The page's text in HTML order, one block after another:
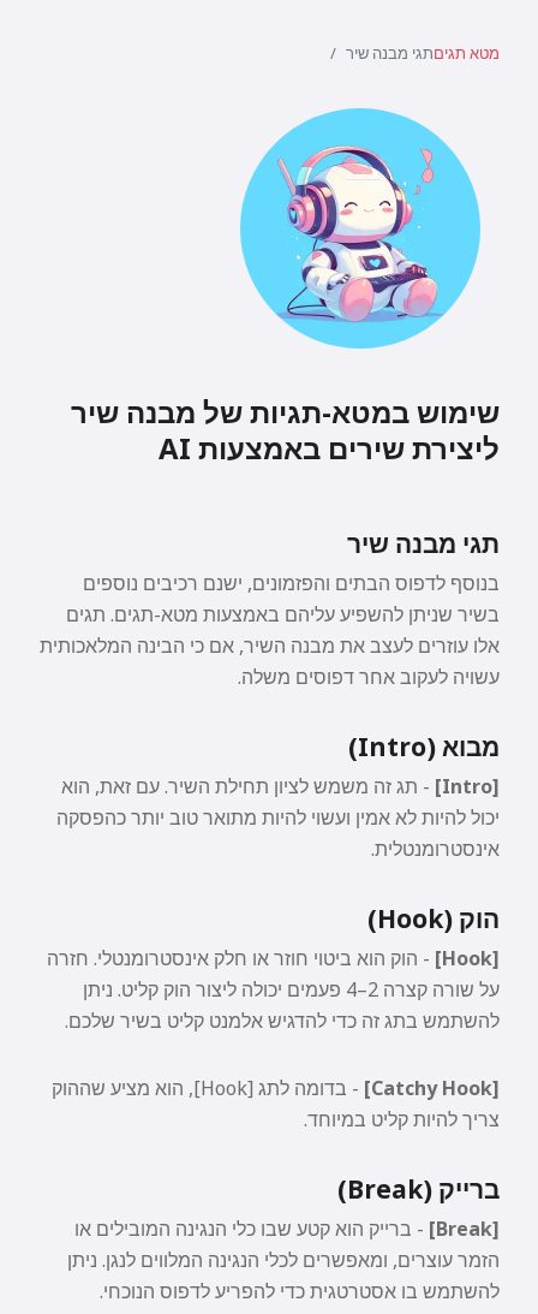
מטא תגיםתגי מבנה שיר
שימוש במטא-תגיות של מבנה שיר
ליצירת שירים באמצעות AI
תגי מבנה שיר
בנוסף לדפוס הבתים והפזמונים, ישנם רכיבים נוספים
בשיר שניתן להשפיע עליהם באמצעות מטא-תגים. תגים
אלו עוזרים לעצב את מבנה השיר, אם כי הבינה המלאכותית
עשויה לעקוב אחר דפוסים משלה.
מבוא (Intro)
[Intro] - תג זה משמש לציון תחילת השיר. עם זאת, הוא
יכול להיות לא אמין ועשוי להיות מתואר טוב יותר כהפסקה
אינסטרומנטלית.
הוק (Hook)
[Hook] - הוק הוא ביטוי חוזר או חלק אינסטרומנטלי. חזרה
על שורה קצרה 2–4 פעמים יכולה ליצור הוק קליט. ניתן
להשתמש בתג זה כדי להדגיש אלמנט קליט בשיר שלכם.
[Catchy Hook]
- בדומה לתג [Hook], הוא מציע שההוק
צריך להיות קליט במיוחד.
ברייק (Break)
[Break] - ברייק הוא קטע שבו כלי הנגינה המובילים או
הזמר עוצרים, ומאפשרים לכלי הנגינה המלווים לנגן. ניתן
להשתמש בו אסטרטגית כדי להפריע לדפוס הנוכחי.